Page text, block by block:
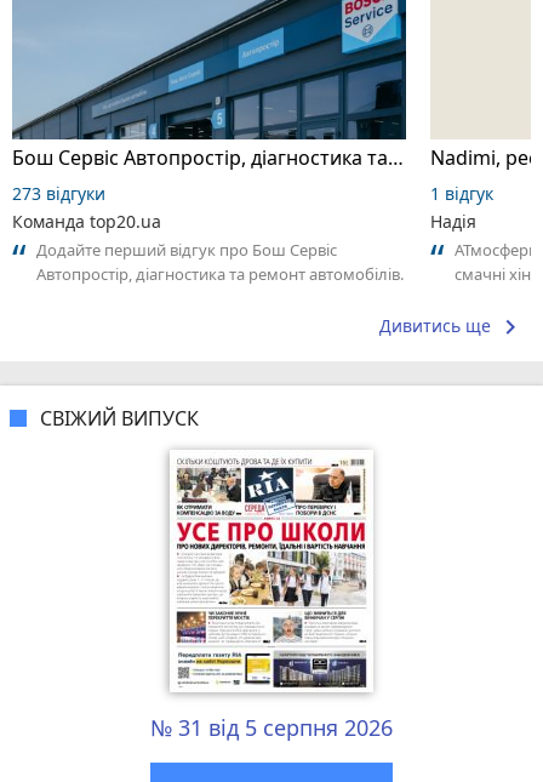
Бош Сервіс Автопростір, діагностика та ремонт автомобілів
273 відгуки
Команда top20.ua
Додайте перший відгук про Бош Сервіс
Автопростір, діагностика та ремонт автомобілів.
Nadimi,
1 відгук
Надія
смачні
Дивитись ще keyboard_arrow_right
СВІЖИЙ ВИПУСК
№ 31 від 5 серпня 2026